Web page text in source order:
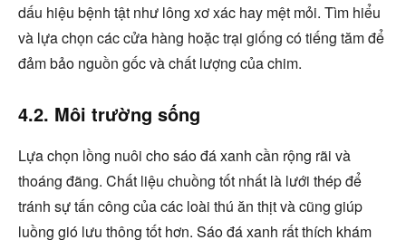
dấu hiệu bệnh tật như lông xơ xác hay mệt mỏi. Tìm hiểu
và lựa chọn các cửa hàng hoặc trại giống có tiếng tăm để
đảm bảo nguồn gốc và chất lượng của chim.
4.2. Môi trường sống
Lựa chọn lồng nuôi cho sáo đá xanh cần rộng rãi và
thoáng đãng. Chất liệu chuồng tốt nhất là lưới thép để
tránh sự tấn công của các loài thú ăn thịt và cũng giúp
luồng gió lưu thông tốt hơn. Sáo đá xanh rất thích khám